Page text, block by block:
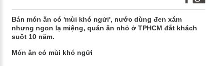
Bán món ăn có 'mùi khó ngửi', nước dùng đen xám
nhưng ngon lạ miệng, quán ăn nhỏ ở TPHCM đắt khách
suốt 10 năm.
Món ăn có mùi khó ngửi